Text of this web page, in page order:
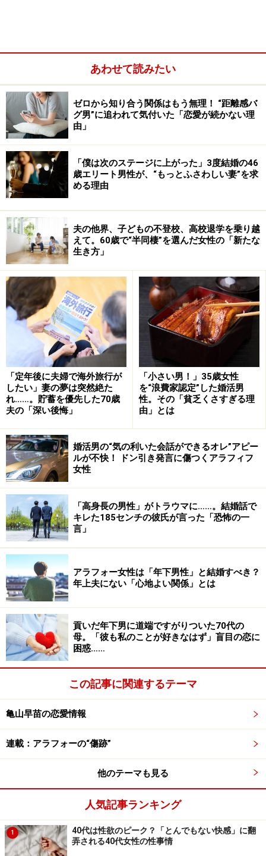
知らない人ではあったが、車内で聞いたら近所にできた
マンションの住人で、越してきたばかりだという。
「夫が出張中で、周りに知り合いもいないので、本当に
助かりましたと涙ぐんでいました。まあ、そのときはい
いことをしたのだからよしとしようとは思いました」
先に母子をおろした夫は、「困っているときはお互いさ
まだから」とアツコさんを説得するような口調で言っ
た。
「そうだねとは言いました。でもどこかで納得していな
い自分がいたんですよね」
その後も、そんなようなことは続いているという。
近所で噂になっていると知り……
とはいえ、夫が親切にするのはなぜか妙齢の女性たちば
かり。高齢者に親切にした話はあまり見聞きしていない
とアツコさんは言う。
「駅のホームで貧血で倒れた女性を看護して駅員にひき
わたしたり、道で捻挫した女性を助けて病院につれてい
ったり。でもそれは夫に言わせれば、自分が遭遇するの
が子連れのお母さんだったり独身女性だったりするだけ
で、本当に偶然だ、と。そういうことであまり文句を言
けど」
ナさんが、きれいな女性を乗せてドライブしていたとい
う噂がたってるわよ。大丈夫？」とLINEが来た。アツコ
さんも仕事をしているため、保育園ママとはあまり緊密
に連絡をとりあっていないが、同じ地域で幼稚園に通わ
せているママたちは噂好きが多い。LINEを送ってきたの
も幼稚園組のママだ。
あわせて読みたい
ゼロから知り合う関係はもう無理！ “距離感バ
グ男”に追われて気付いた「恋愛が続かない理
由」
「僕は次のステージに上がった」3度結婚の46
歳エリート男性が、“もっとふさわしい妻”を求
める理由
夫の他界、子どもの不登校、高校退学を乗り越
えて。60歳で“半同棲”を選んだ女性の「新たな
生き方」
「定年後に夫婦で海外旅行が
したい」妻の夢は突然絶た
れ……。貯蓄を優先した70歳
夫の「深い後悔」
「小さい男！」35歳女性
を“浪費家認定”した婚活男
性。その「貧乏くさすぎる理
由」とは
婚活男の“気の利いた会話ができるオレ”アピー
ルが不快！ ドン引き発言に傷つくアラフィフ
女性
「高身長の男性」がトラウマに……。結婚話で
キレた185センチの彼氏が言った「恐怖の一
言」
アラフォー女性は「年下男性」と結婚すべき？
年上夫にない「心地よい関係」とは
貢いだ年下男に道端ですがりついた70代の
母。「彼も私のことが好きなはず」盲目の恋に
困惑……
この記事に関連するテーマ
亀山早苗の恋愛情報
連載：アラフォーの“傷跡”
他のテーマも見る
人気記事ランキング
1
40代は性欲のピーク？「とんでもない快感」に翻
弄される40代女性の性事情